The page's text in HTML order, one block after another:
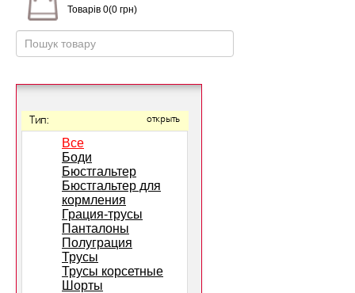
Товарів 0(0 грн)
Тип: открыть
Все
Боди
Бюстгальтер
Бюстгальтер для
кормления
Грация-трусы
Панталоны
Полуграция
Трусы
Трусы корсетные
Шорты